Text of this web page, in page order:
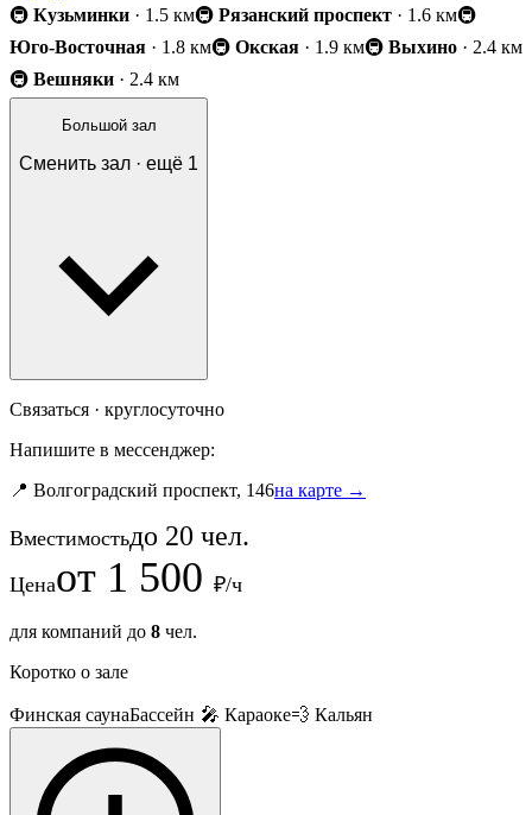
🚇 Кузьминки · 1.5 км🚇 Рязанский проспект · 1.6 км🚇
Юго-Восточная · 1.8 км🚇 Окская · 1.9 км🚇 Выхино · 2.4 км
🚇 Вешняки · 2.4 км
Большой зал
Сменить зал · ещё 1
Связаться · круглосуточно
Напишите в мессенджер:
📍 Волгоградский проспект, 146на карте →
Вместимостьдо 20 чел.
Ценаот 1 500 ₽/ч
для компаний до 8 чел.
Коротко о зале
Финская саунаБассейн 🎤 Караоке💨 Кальян